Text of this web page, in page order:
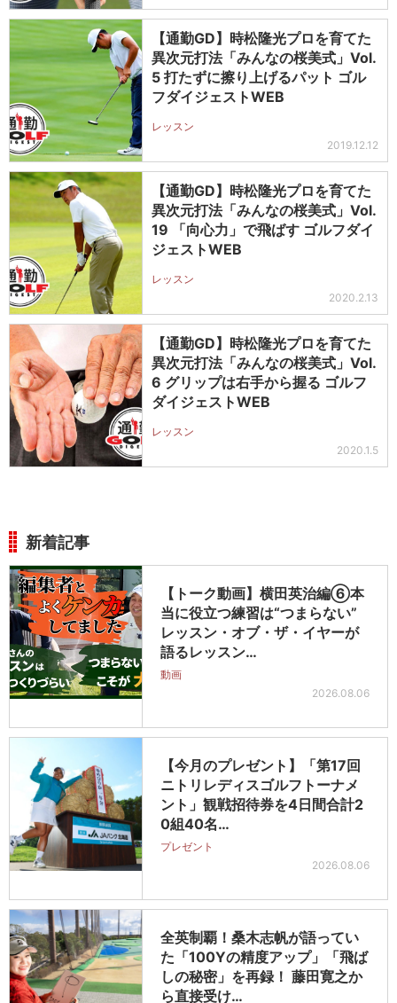
【通勤GD】時松隆光プロを育てた
異次元打法「みんなの桜美式」Vol.
5 打たずに擦り上げるパット ゴル
フダイジェストWEB
レッスン
2019.12.12
【通勤GD】時松隆光プロを育てた
異次元打法「みんなの桜美式」Vol.
19 「向心力」で飛ばす ゴルフダイ
ジェストWEB
レッスン
2020.2.13
【通勤GD】時松隆光プロを育てた
異次元打法「みんなの桜美式」Vol.
6 グリップは右手から握る ゴルフ
ダイジェストWEB
レッスン
2020.1.5
新着記事
【トーク動画】横田英治編⑥本
当に役立つ練習は“つまらない”
レッスン・オブ・ザ・イヤーが
語るレッスン…
動画
2026.08.06
【今月のプレゼント】「第17回
ニトリレディスゴルフトーナメ
ント」観戦招待券を4日間合計2
0組40名…
プレゼント
2026.08.06
全英制覇！桑木志帆が語ってい
た「100Yの精度アップ」「飛ば
しの秘密」を再録！ 藤田寛之か
ら直接受け…